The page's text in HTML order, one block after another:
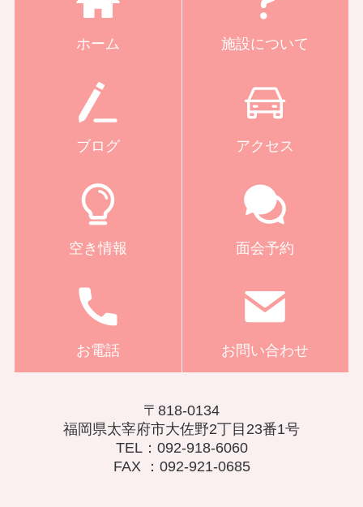
ホーム 施設について
ブログ アクセス
空き情報 面会予約
お電話 お問い合わせ
〒818-0134
福岡県太宰府市大佐野2丁目23番1号
TEL：092-918-6060
FAX ：092-921-0685